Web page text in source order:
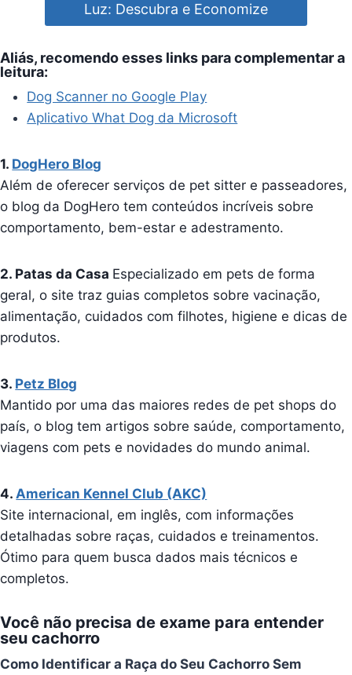
Luz: Descubra e Economize
Aliás, recomendo esses links para complementar a
leitura:
Dog Scanner no Google Play
Aplicativo What Dog da Microsoft
1. DogHero Blog
Além de oferecer serviços de pet sitter e passeadores,
o blog da DogHero tem conteúdos incríveis sobre
comportamento, bem-estar e adestramento.
2. Patas da Casa Especializado em pets de forma
geral, o site traz guias completos sobre vacinação,
alimentação, cuidados com filhotes, higiene e dicas de
produtos.
3. Petz Blog
Mantido por uma das maiores redes de pet shops do
país, o blog tem artigos sobre saúde, comportamento,
viagens com pets e novidades do mundo animal.
4.American Kennel Club (AKC)
Site internacional, em inglês, com informações
detalhadas sobre raças, cuidados e treinamentos.
Ótimo para quem busca dados mais técnicos e
completos.
Você não precisa de exame para entender
seu cachorro
Como Identificar a Raça do Seu Cachorro Sem